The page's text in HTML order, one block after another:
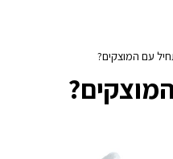
עם המוצקים?